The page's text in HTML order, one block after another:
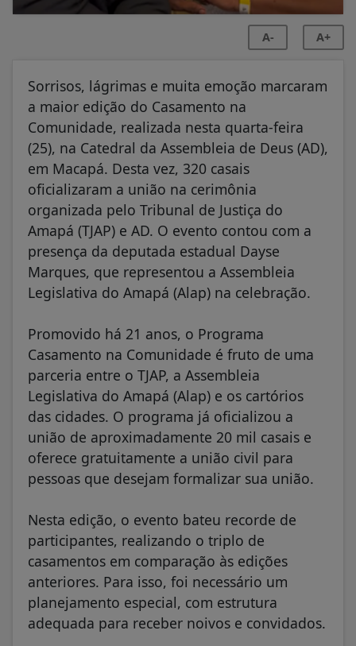
A- A+
Sorrisos, lágrimas e muita emoção marcaram
a maior edição do Casamento na
Comunidade, realizada nesta quarta-feira
(25), na Catedral da Assembleia de Deus (AD),
em Macapá. Desta vez, 320 casais
oficializaram a união na cerimônia
organizada pelo Tribunal de Justiça do
Amapá (TJAP) e AD. O evento contou com a
presença da deputada estadual Dayse
Marques, que representou a Assembleia
Legislativa do Amapá (Alap) na celebração.
Promovido há 21 anos, o Programa
Casamento na Comunidade é fruto de uma
parceria entre o TJAP, a Assembleia
Legislativa do Amapá (Alap) e os cartórios
das cidades. O programa já oficializou a
união de aproximadamente 20 mil casais e
oferece gratuitamente a união civil para
pessoas que desejam formalizar sua união.
Nesta edição, o evento bateu recorde de
participantes, realizando o triplo de
casamentos em comparação às edições
anteriores. Para isso, foi necessário um
planejamento especial, com estrutura
adequada para receber noivos e convidados.